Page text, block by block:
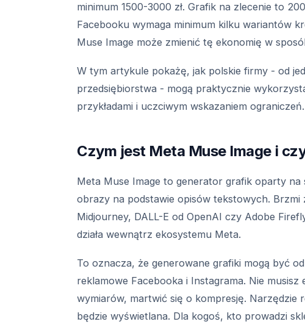
minimum 1500-3000 zł. Grafik na zlecenie to
Facebooku wymaga minimum kilku wariantów
Muse Image może zmienić tę ekonomię w
W tym artykule pokażę, jak polskie firmy - od
przedsiębiorstwa - mogą praktycznie
przykładami i uczciwym wskazaniem ograniczeń.
Czym jest Meta Muse Image i
Meta Muse Image to generator grafik oparty
obrazy na podstawie opisów tekstowych.
Midjourney, DALL-E od OpenAI czy Adobe
działa wewnątrz ekosystemu Meta.
To oznacza, że generowane grafiki mogą być
reklamowe Facebooka i Instagrama. Nie
wymiarów, martwić się o kompresję.
będzie wyświetlana. Dla kogoś, kto prowadzi